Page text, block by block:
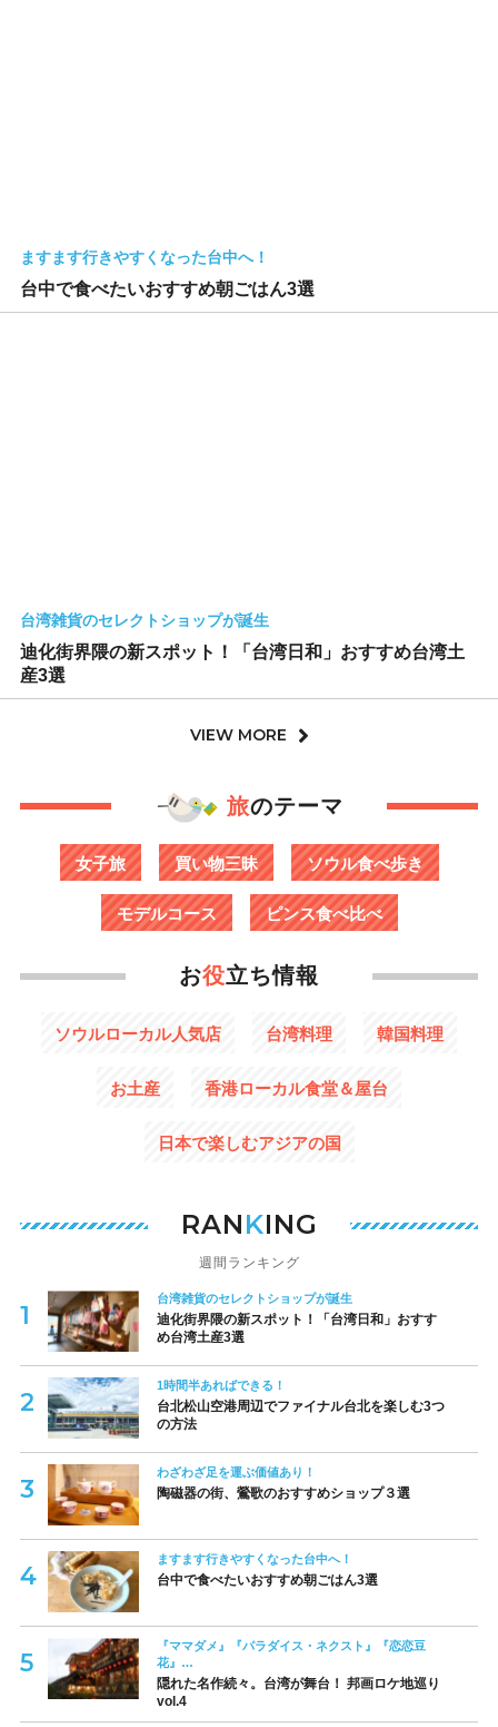
ますます行きやすくなった台中へ！
台中で食べたいおすすめ朝ごはん3選
台湾雑貨のセレクトショップが誕生
迪化街界隈の新スポット！「台湾日和」おすすめ台湾土
産3選
VIEW MORE
旅のテーマ
女子旅 買い物三昧 ソウル食べ歩き
モデルコース ピンス食べ比べ
お役立ち情報
ソウルローカル人気店 台湾料理 韓国料理
お土産 香港ローカル食堂＆屋台
日本で楽しむアジアの国
RANKING
週間ランキング
台湾雑貨のセレクトショップが誕生
迪化街界隈の新スポット！「台湾日和」おすす
め台湾土産3選
1時間半あればできる！
台北松山空港周辺でファイナル台北を楽しむ3つ
の方法
わざわざ足を運ぶ価値あり！
陶磁器の街、鶯歌のおすすめショップ３選
ますます行きやすくなった台中へ！
台中で食べたいおすすめ朝ごはん3選
『ママダメ』『パラダイス・ネクスト』『恋恋豆
花』…
隠れた名作続々。台湾が舞台！ 邦画ロケ地巡り
vol.4